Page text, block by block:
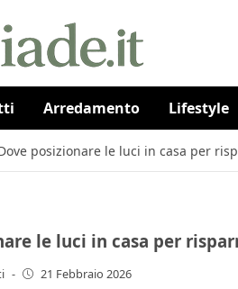
Arredamento Lifestyle
posizionare le luci in casa per
le luci in casa per
- 21 Febbraio 2026